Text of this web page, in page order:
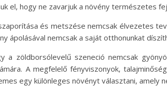
el, hogy ne zavarjuk a növény természetes
és metszése nemcsak élvezetes
ápolásával nemcsak a saját otthonunkat
a zöldborsólevelű szeneció nemcsak
A megfelelő fényviszonyok,
egy különleges növényt választani,